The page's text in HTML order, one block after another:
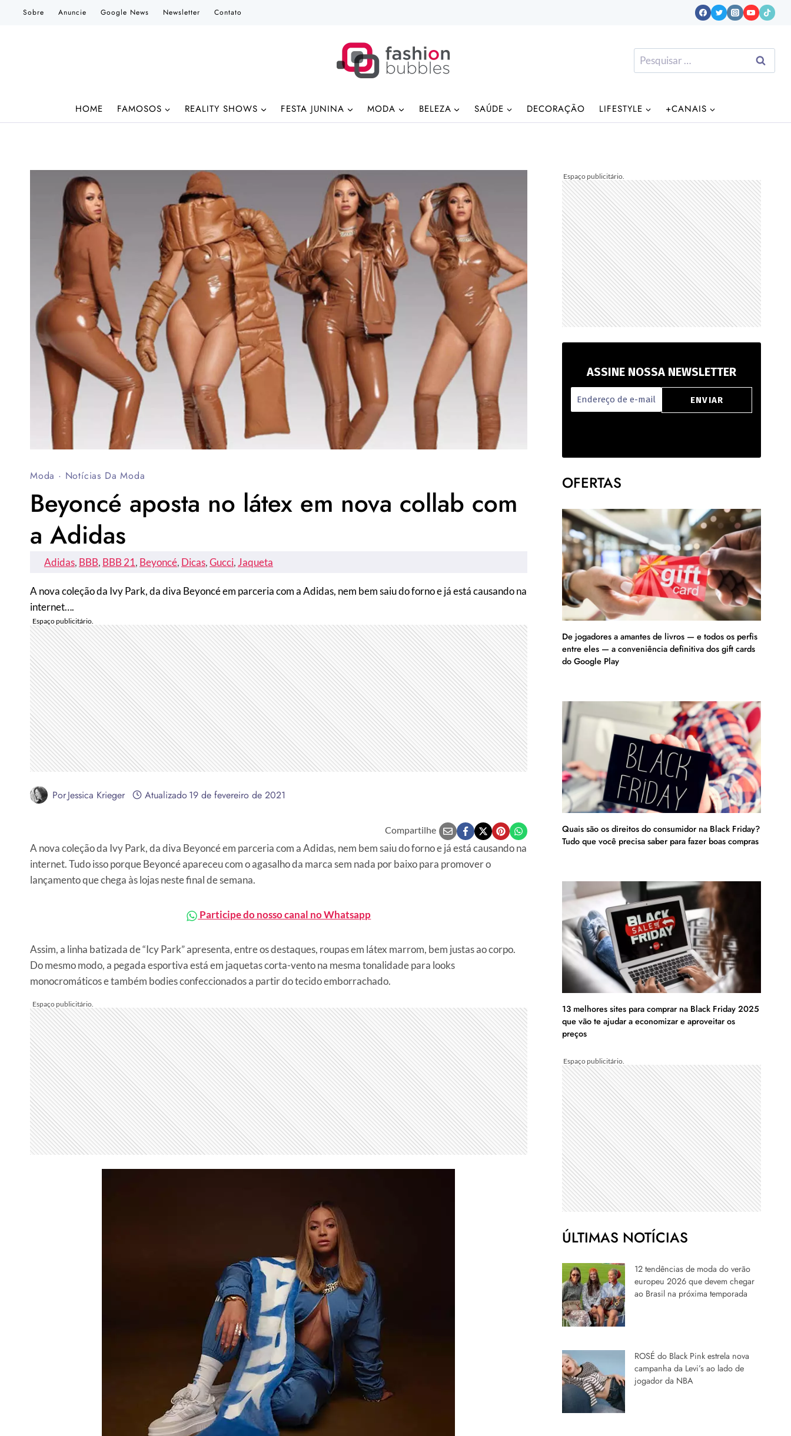
Sobre Anuncie Google News Newsletter Contato
Pesquisar
por:
HOME FAMOSOS REALITY SHOWS FESTA JUNINA MODA BELEZA SAÚDE DECORAÇÃO LIFESTYLE +CANAIS
Moda · Notícias Da Moda
Beyoncé aposta no látex em nova collab com
a Adidas
Adidas, BBB, BBB 21, Beyoncé, Dicas, Gucci, Jaqueta
A nova coleção da Ivy Park, da diva Beyoncé em parceria com a Adidas, nem bem saiu do forno e já está causando na
internet….
PorJessica Krieger Atualizado19 de fevereiro de 2021
Compartilhe
A nova coleção da Ivy Park, da diva Beyoncé em parceria com a Adidas, nem bem saiu do forno e já está causando na
internet. Tudo isso porque Beyoncé apareceu com o agasalho da marca sem nada por baixo para promover o
lançamento que chega às lojas neste final de semana.
Participe do nosso canal no Whatsapp
Assim, a linha batizada de “Icy Park” apresenta, entre os destaques, roupas em látex marrom, bem justas ao corpo.
Do mesmo modo, a pegada esportiva está em jaquetas corta-vento na mesma tonalidade para looks
monocromáticos e também bodies confeccionados a partir do tecido emborrachado.
ASSINE NOSSA NEWSLETTER
OFERTAS
De jogadores a amantes de livros — e todos os perfis
entre eles — a conveniência definitiva dos gift cards
do Google Play
Quais são os direitos do consumidor na Black Friday?
Tudo que você precisa saber para fazer boas compras
13 melhores sites para comprar na Black Friday 2025
que vão te ajudar a economizar e aproveitar os
preços
ÚLTIMAS NOTÍCIAS
12 tendências de moda do verão
europeu 2026 que devem chegar
ao Brasil na próxima temporada
ROSÉ do Black Pink estrela nova
campanha da Levi’s ao lado de
jogador da NBA